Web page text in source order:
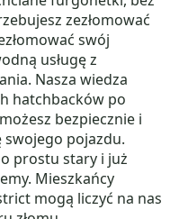
zezłomować
swój
usługę z
Nasza wiedza
hatchbacków po
bezpiecznie i
swojego pojazdu.
prostu stary i już
Mieszkańcy
mogą liczyć na nas